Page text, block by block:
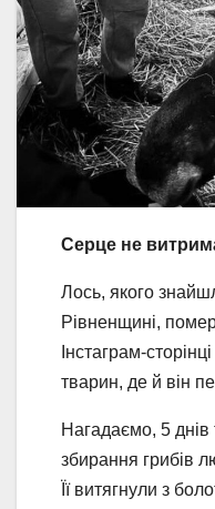
Серце не
Лось, якого
Рівненщині,
Інстаграм-
тварин, де й він
Нагадаємо, 5 днів
збирання грибів
Її витягнули з